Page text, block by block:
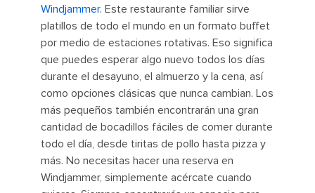
Windjammer. Este restaurante familiar sirve
platillos de todo el mundo en un formato buffet
por medio de estaciones rotativas. Eso significa
que puedes esperar algo nuevo todos los días
durante el desayuno, el almuerzo y la cena, así
como opciones clásicas que nunca cambian. Los
más pequeños también encontrarán una gran
cantidad de bocadillos fáciles de comer durante
todo el día, desde tiritas de pollo hasta pizza y
más. No necesitas hacer una reserva en
Windjammer, simplemente acércate cuando